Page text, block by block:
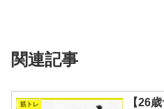
関連記事
筋トレ
【26